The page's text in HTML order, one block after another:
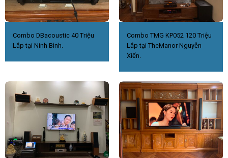
Combo DBacoustic 40 Triệu
Lắp tại Ninh Bình.
Combo TMG KP052 120 Triệu
Lắp tại TheManor Nguyễn
Xiển.